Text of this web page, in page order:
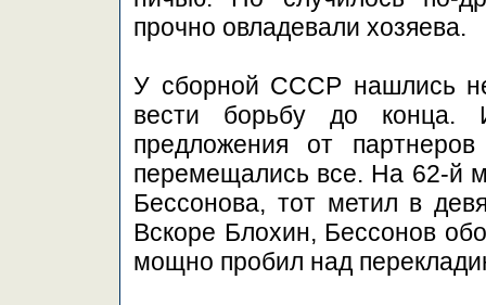
прочно овладевали хозяева.
У сборной СССР нашлись
вести борьбу до конца.
предложения от
перемещались все. На 62-й
Бессонова, тот метил в
Вскоре Блохин, Бессонов
мощно пробил над